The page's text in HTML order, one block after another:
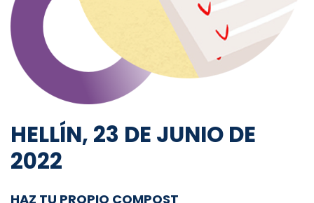
HELLÍN, 23 DE JUNIO DE
2022
HAZ TU PROPIO COMPOST